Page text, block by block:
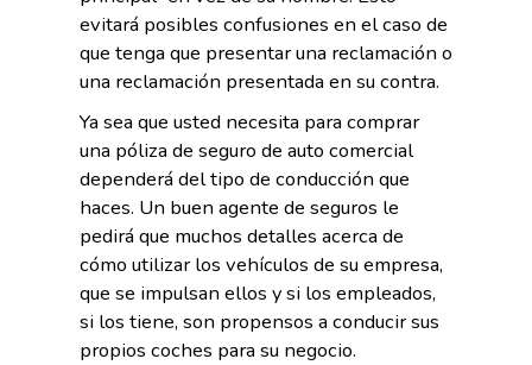
evitará posibles confusiones en el caso de
que tenga que presentar una reclamación o
una reclamación presentada en su contra.
Ya sea que usted necesita para comprar
una póliza de seguro de auto comercial
dependerá del tipo de conducción que
haces. Un buen agente de seguros le
pedirá que muchos detalles acerca de
cómo utilizar los vehículos de su empresa,
que se impulsan ellos y si los empleados,
si los tiene, son propensos a conducir sus
propios coches para su negocio.